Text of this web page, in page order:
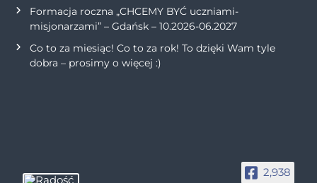
Formacja roczna „CHCEMY BYĆ uczniami-
misjonarzami” – Gdańsk – 10.2026-06.2027
Co to za miesiąc! Co to za rok! To dzięki Wam tyle
dobra – prosimy o więcej :)
2,938